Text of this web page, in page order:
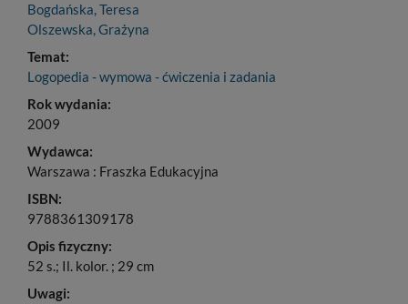
Bogdańska, Teresa
Olszewska, Grażyna
Temat:
Logopedia - wymowa - ćwiczenia i zadania
Rok wydania:
2009
Wydawca:
Warszawa : Fraszka Edukacyjna
ISBN:
9788361309178
Opis fizyczny:
52 s.; Il. kolor. ; 29 cm
Uwagi: